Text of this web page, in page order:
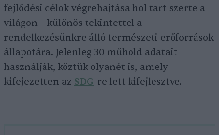
fejlődési célok végrehajtása hol tart szerte a
világon – különös tekintettel a
rendelkezésünkre álló természeti erőforrások
állapotára. Jelenleg 30 műhold adatait
használják, köztük olyanét is, amely
kifejezetten az SDG-re lett kifejlesztve.